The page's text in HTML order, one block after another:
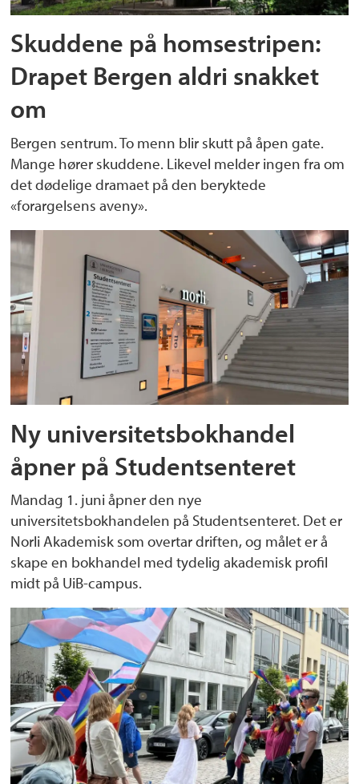
Skuddene på homsestripen:
Drapet Bergen aldri snakket
om
Bergen sentrum. To menn blir skutt på åpen gate.
Mange hører skuddene. Likevel melder ingen fra om
det dødelige dramaet på den beryktede
«forargelsens aveny».
Ny universitetsbokhandel
åpner på Studentsenteret
Mandag 1. juni åpner den nye
universitetsbokhandelen på Studentsenteret. Det er
Norli Akademisk som overtar driften, og målet er å
skape en bokhandel med tydelig akademisk profil
midt på UiB-campus.